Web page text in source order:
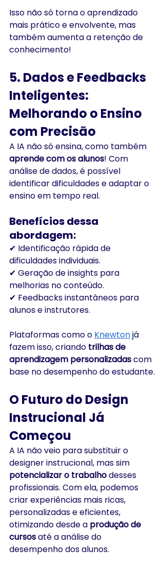
Isso não só torna o aprendizado
mais prático e envolvente, mas
também aumenta a retenção de
conhecimento!
5. Dados e Feedbacks
Inteligentes:
Melhorando o Ensino
com Precisão
A IA não só ensina, como também
aprende com os alunos! Com
análise de dados, é possível
identificar dificuldades e adaptar o
ensino em tempo real.
Benefícios dessa
abordagem:
✔ Identificação rápida de
dificuldades individuais.
✔ Geração de insights para
melhorias no conteúdo.
✔ Feedbacks instantâneos para
alunos e instrutores.
Plataformas como o Knewton já
fazem isso, criando trilhas de
aprendizagem personalizadas com
base no desempenho do estudante.
O Futuro do Design
Instrucional Já
Começou
A IA não veio para substituir o
designer instrucional, mas sim
potencializar o trabalho desses
profissionais. Com ela, podemos
criar experiências mais ricas,
personalizadas e eficientes,
otimizando desde a produção de
cursos até a análise do
desempenho dos alunos.